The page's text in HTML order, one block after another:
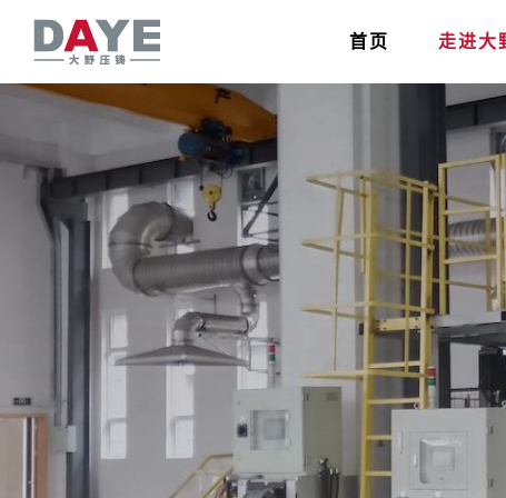
首页 走进大